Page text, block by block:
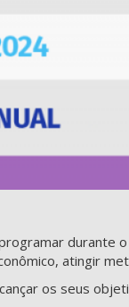
durante
atingir
os seus